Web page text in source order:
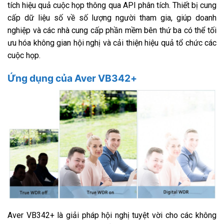
tích hiệu quả cuộc họp thông qua API phân tích. Thiết bị cung
cấp dữ liệu số về số lượng người tham gia, giúp doanh
nghiệp và các nhà cung cấp phần mềm bên thứ ba có thể tối
ưu hóa không gian hội nghị và cải thiện hiệu quả tổ chức các
cuộc họp.
Ứng dụng của Aver VB342+
Aver VB342+ là giải pháp hội nghị tuyệt vời cho các không